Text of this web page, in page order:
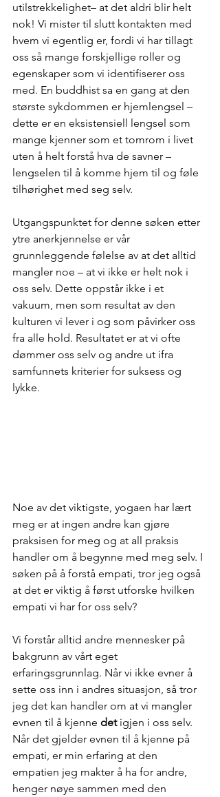
utilstrekkelighet– at det aldri blir helt
nok! Vi mister til slutt kontakten med
hvem vi egentlig er, fordi vi har tillagt
oss så mange forskjellige roller og
egenskaper som vi identifiserer oss
med. En buddhist sa en gang at den
største sykdommen er hjemlengsel –
dette er en eksistensiell lengsel som
mange kjenner som et tomrom i livet
uten å helt forstå hva de savner –
lengselen til å komme hjem til og føle
tilhørighet med seg selv.
Utgangspunktet for denne søken etter
ytre anerkjennelse er vår
grunnleggende følelse av at det alltid
mangler noe – at vi ikke er helt nok i
oss selv. Dette oppstår ikke i et
vakuum, men som resultat av den
kulturen vi lever i og som påvirker oss
fra alle hold. Resultatet er at vi ofte
dømmer oss selv og andre ut ifra
samfunnets kriterier for suksess og
lykke.
Noe av det viktigste, yogaen har lært
meg er at ingen andre kan gjøre
praksisen for meg og at all praksis
handler om å begynne med meg selv. I
søken på å forstå empati, tror jeg også
at det er viktig å først utforske hvilken
empati vi har for oss selv?
Vi forstår alltid andre mennesker på
bakgrunn av vårt eget
erfaringsgrunnlag. Når vi ikke evner å
sette oss inn i andres situasjon, så tror
jeg det kan handler om at vi mangler
evnen til å kjenne det igjen i oss selv.
Når det gjelder evnen til å kjenne på
empati, er min erfaring at den
empatien jeg makter å ha for andre,
henger nøye sammen med den